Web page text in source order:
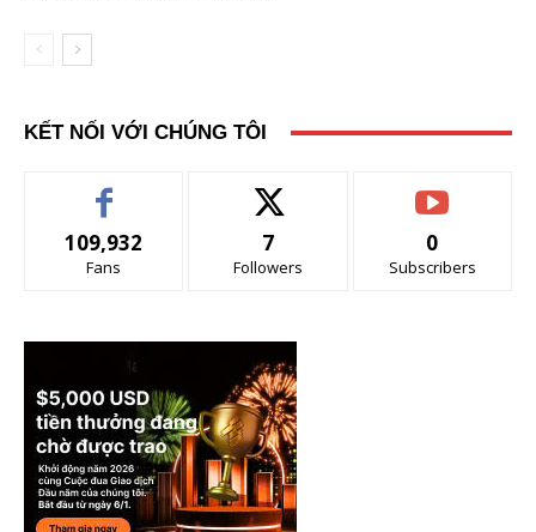
KẾT NỐI VỚI CHÚNG TÔI
109,932
Fans
7
Followers
0
Subscribers